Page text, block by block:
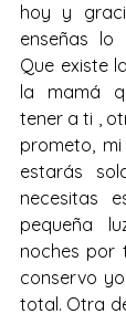
hoy y
enseñas lo
Que existe
la mamá
tener a ti ,
prometo,
estarás
necesitas
pequeña
noches por
conservo
total. Otra